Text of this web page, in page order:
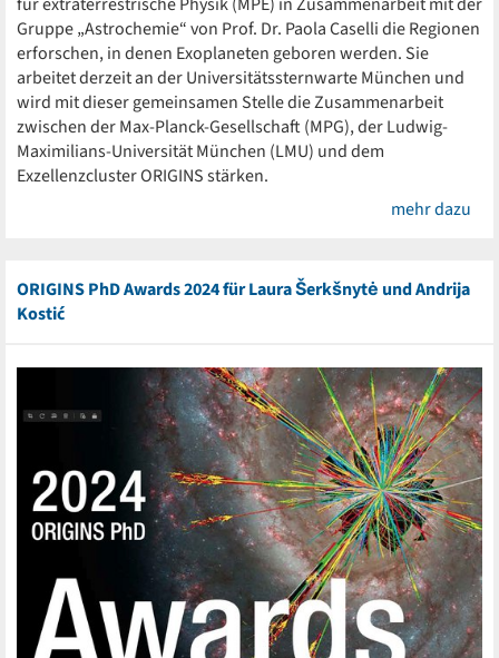
Gruppe „Astrochemie“ von Prof. Dr. Paola Caselli die Regionen
erforschen, in denen Exoplaneten geboren werden. Sie
arbeitet derzeit an der Universitätssternwarte München und
wird mit dieser gemeinsamen Stelle die Zusammenarbeit
zwischen der Max-Planck-Gesellschaft (MPG), der Ludwig-
Maximilians-Universität München (LMU) und dem
Exzellenzcluster ORIGINS stärken.
mehr dazu
ORIGINS PhD Awards 2024 für Laura Šerkšnytė und Andrija
Kostić